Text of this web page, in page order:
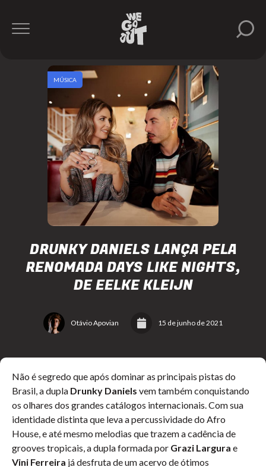
DRUNKY DANIELS LANÇA PELA
RENOMADA DAYS LIKE NIGHTS,
DE EELKE KLEIJN
Otávio Apovian 15 de junho de 2021
MÚSICA
Não é segredo que após dominar as principais pistas do
Brasil, a dupla Drunky Daniels vem também conquistando
os olhares dos grandes catálogos internacionais. Com sua
identidade distinta que leva a percussividade do Afro
House, e até mesmo melodias que trazem a cadência de
grooves tropicais, a dupla formada por Grazi Largura e
Vini Ferreira já desfruta de um acervo de ótimos